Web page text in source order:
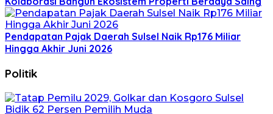
Pendapatan Pajak Daerah Sulsel Naik Rp176 Miliar
Hingga Akhir Juni 2026
Politik